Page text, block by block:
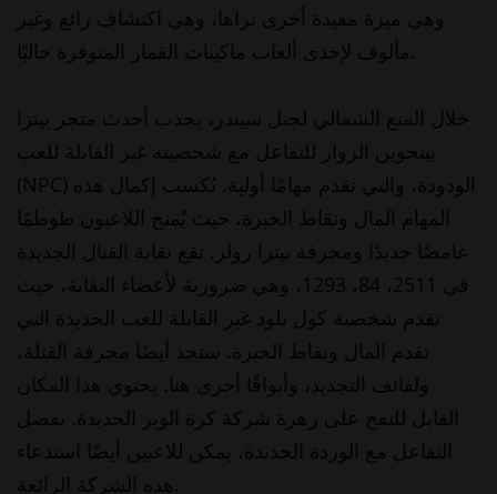
وهي ميزة مفيدة أخرى نراها، وهي اكتشاف رائع وغير
خلال المنع الشمالي لجبل سيندر، يجذب أحدث متجر بيتزا
بينجوين الزوار للتفاعل مع شخصيته غير القابلة للعب
المهام المال ونقاط الخبرة، حيث يُمنح اللاعبون طوطمًا
غامضًا جديدًا ومجرفة بيتزا رولر. تقع نقابة القتال الجديدة
في 2511، 84، 1293، وهي ضرورية لأعضاء النقابة، حيث
تقدم شخصية كول بلود غير القابلة للعب الجديدة التي
تقدم المال ونقاط الخبرة. ستجد أيضًا مجرفة القتلة،
ولفائف التجديد، وأبواقًا أخرى هنا. يحتوي هذا المكان
القابل للنفخ على زهرة شركة كرة الوبر الجديدة. بفضل
التفاعل مع الوردة الجديدة، يمكن للاعبين أيضًا استدعاء